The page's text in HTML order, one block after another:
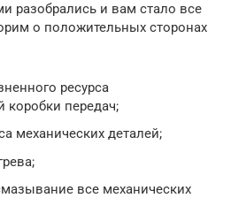
разобрались и вам стало все
о положительных сторонах
ресурса
коробки передач;
механических деталей;
все механических